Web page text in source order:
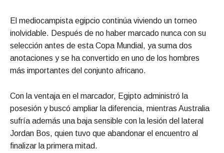
El mediocampista egipcio continúa viviendo un torneo
inolvidable. Después de no haber marcado nunca con su
selección antes de esta Copa Mundial, ya suma dos
anotaciones y se ha convertido en uno de los hombres
más importantes del conjunto africano.
Con la ventaja en el marcador, Egipto administró la
posesión y buscó ampliar la diferencia, mientras Australia
sufría además una baja sensible con la lesión del lateral
Jordan Bos, quien tuvo que abandonar el encuentro al
finalizar la primera mitad.